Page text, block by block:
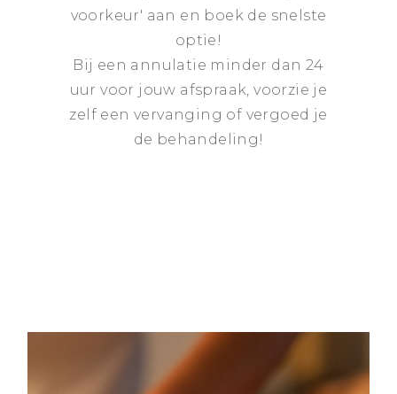
voorkeur' aan en boek de snelste
optie!
Bij een annulatie minder dan 24
uur voor jouw afspraak, voorzie je
zelf een vervanging of vergoed je
de behandeling!